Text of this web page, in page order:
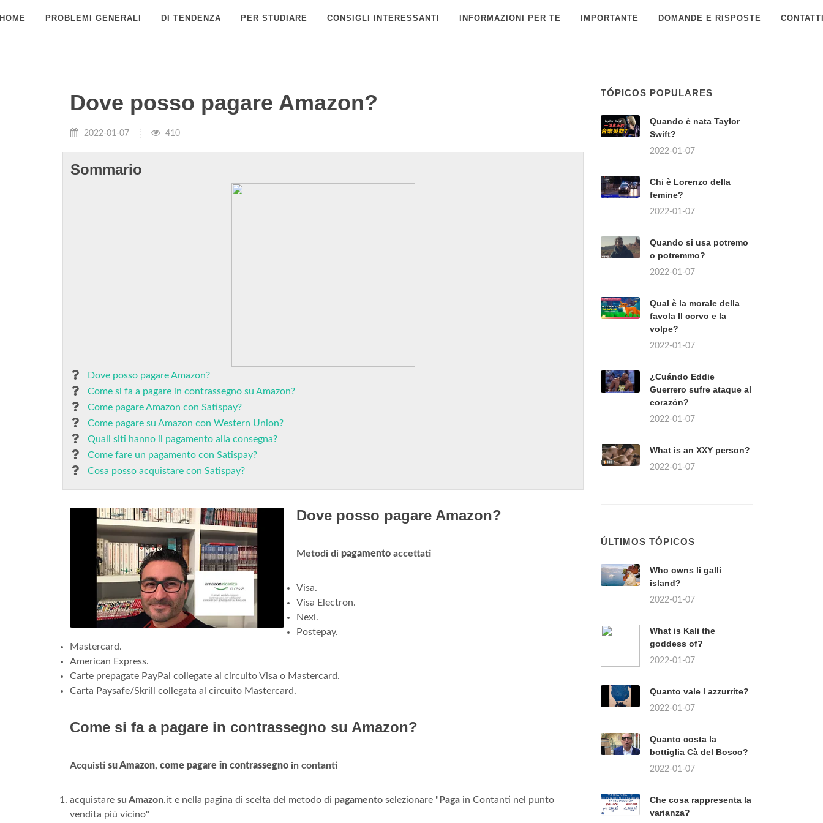
PROBLEMI GENERALI DI TENDENZA PER STUDIARE CONSIGLI INTERESSANTI INFORMAZIONI PER TE IMPORTANTE DOMANDE E RISPOSTE
Dove posso pagare Amazon?
2022-01-07 410
Sommario
Dove posso pagare Amazon?
Come si fa a pagare in contrassegno su Amazon?
Come pagare Amazon con Satispay?
Come pagare su Amazon con Western Union?
Quali siti hanno il pagamento alla consegna?
Come fare un pagamento con Satispay?
Cosa posso acquistare con Satispay?
Dove posso pagare Amazon?
Metodi di pagamento accettati
Visa.
Visa Electron.
Nexi.
Postepay.
Mastercard.
American Express.
Carte prepagate PayPal collegate al circuito Visa o Mastercard.
Carta Paysafe/Skrill collegata al circuito Mastercard.
Come si fa a pagare in contrassegno su Amazon?
Acquisti su Amazon, come pagare in contrassegno in contanti
acquistare su Amazon.it e nella pagina di scelta del metodo di pagamento selezionare " Paga in Contanti nel punto
vendita più vicino"
TÓPICOS POPULARES
Quando è nata Taylor
Swift?
2022-01-07
Chi è Lorenzo della
femine?
2022-01-07
Quando si usa potremo
o potremmo?
2022-01-07
Qual è la morale della
favola Il corvo e la
volpe?
2022-01-07
¿Cuándo Eddie
Guerrero sufre ataque al
corazón?
2022-01-07
What is an XXY person?
2022-01-07
ÚLTIMOS TÓPICOS
Who owns li galli
island?
2022-01-07
What is Kali the
goddess of?
2022-01-07
Quanto vale l azzurrite?
2022-01-07
Quanto costa la
bottiglia Cà del Bosco?
2022-01-07
Che cosa rappresenta la
varianza?